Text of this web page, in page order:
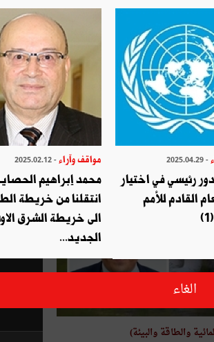
والطاقة والبيئة)
- 2025.04.29
دور رئيسي في اختيار
القادم للأمم
مواقف وآراء- 2025.02.12
محمد إبراهيم
انتقلنا من خريطة
الى خريطة الشرق
الجديد...
الغاء